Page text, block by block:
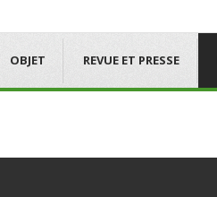
OBJET REVUE ET PRESSE